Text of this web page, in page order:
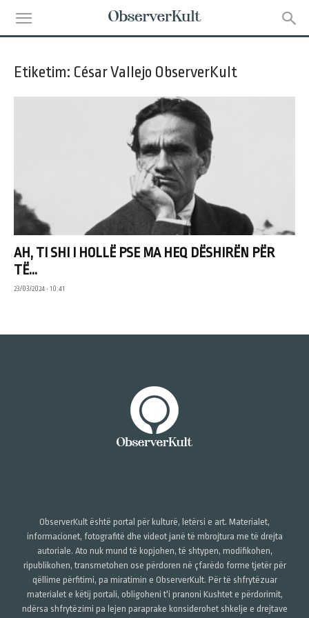
Etiketim: César Vallejo ObserverKult
AH, TI SHI I HOLLË PSE MA HEQ DËSHIRËN PËR
TË...
23/03/2024 • 10:41
ObserverKult është portal për kulturë, letërsi e art. Materialet,
informacionet, fotografitë dhe videot janë të mbrojtura me të drejta
autoriale. Ato nuk mund të kopjohen, të shtypen, modifikohen,
ripublikohen, transmetohen ose përdoren në çfarëdo forme tjetër për
qëllime përfitimi, pa miratimin e ObserverKult. Për të shfrytëzuar
materialet e këtij portali, obligoheni t'i pranoni Kushtet e përdorimit,
ndërsa shfrytëzimi pa lejen paraprake konsiderohet shkelje e drejtave